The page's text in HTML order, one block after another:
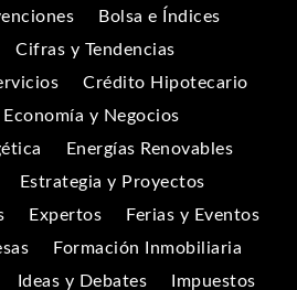
Bolsa e Índices
Cifras y Tendencias
Crédito Hipotecario
Economía y Negocios
Energías Renovables
Estrategia y Proyectos
Expertos
Ferias y Eventos
Formación Inmobiliaria
Ideas y Debates
Impuestos